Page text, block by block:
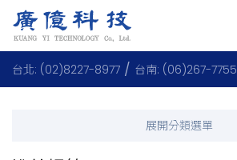
台北: (02)8227-8977 台南: (06)267-7755